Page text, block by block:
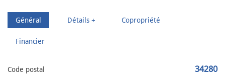
Général Détails + Copropriété
Financier
Code postal 34280